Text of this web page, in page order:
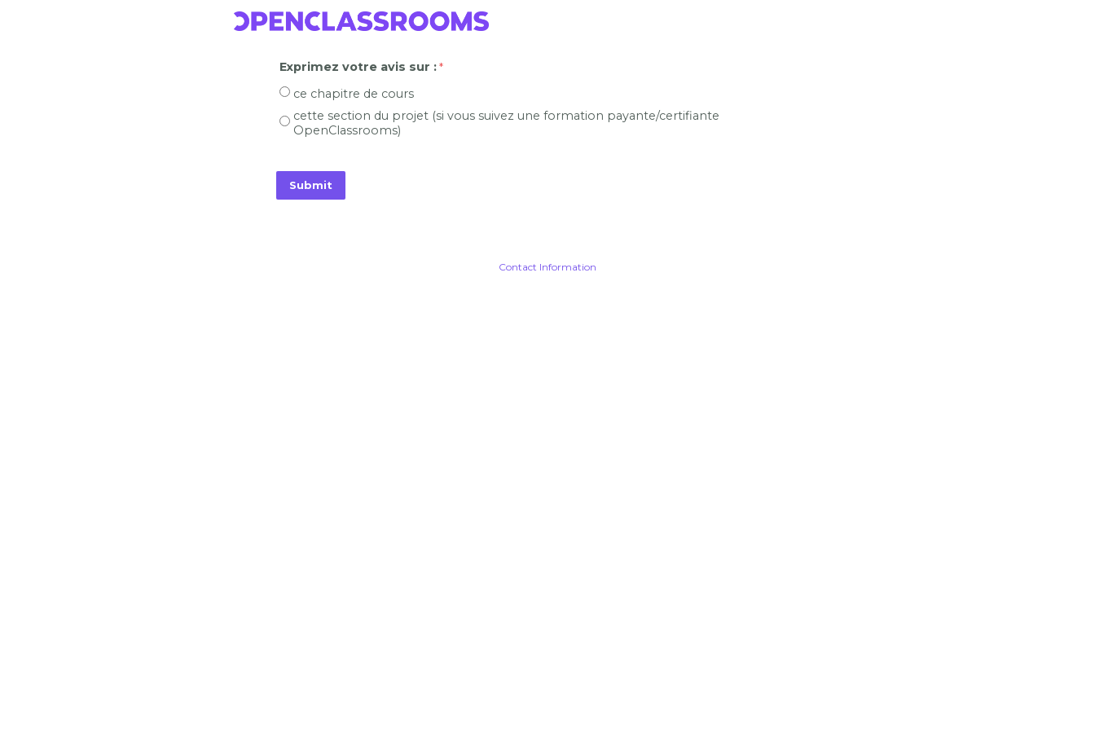
Exprimez votre avis sur :
ce chapitre de cours
cette section du projet (si vous suivez une formation payante/certifiante
OpenClassrooms)
Contact Information